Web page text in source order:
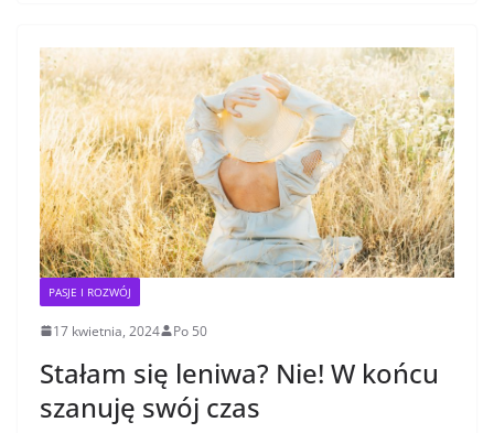
k
PASJE I ROZWÓJ
17 kwietnia, 2024 Po 50
Stałam się leniwa? Nie! W końcu
szanuję swój czas